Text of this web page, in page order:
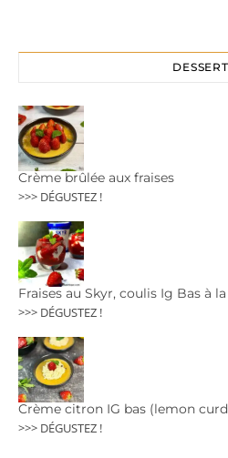
Crème brûlée aux fraises
>>> DÉGUSTEZ !
Fraises au Skyr, coulis Ig Bas à
>>> DÉGUSTEZ !
Crème citron IG bas (lemon
>>> DÉGUSTEZ !